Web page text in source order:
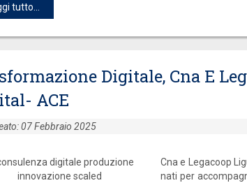
tutto...
Digitale, Cna E
ACE
07 Febbraio 2025
Cna e Legacoop
nati per